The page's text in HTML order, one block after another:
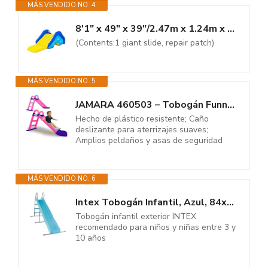
MÁS VENDIDO NO. 4
8'1" x 49" x 39"/2.47m x 1.24m x 1.00m Giant Pool Water Slide
(Contents:1 giant slide, repair patch)
MÁS VENDIDO NO. 5
JAMARA 460503 – Tobogán Funny Slide – de plástico Resistente, caño...
Hecho de plástico resistente; Caño
deslizante para aterrizajes suaves;
Amplios peldaños y asas de seguridad
MÁS VENDIDO NO. 6
Intex Tobogán Infantil, Azul, 84x251x147 cm, 3 escalones, Pata...
Tobogán infantil exterior INTEX
recomendado para niños y niñas entre 3 y
10 años